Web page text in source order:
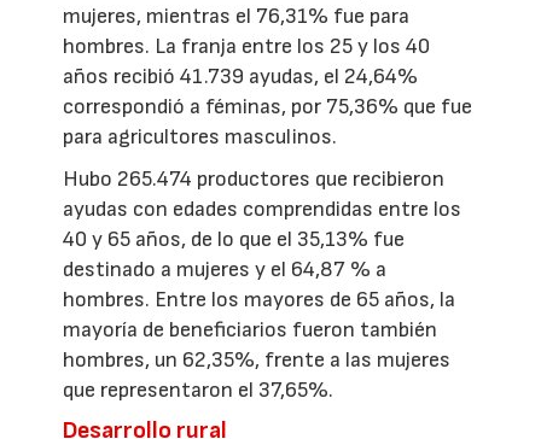
mujeres, mientras el 76,31% fue para
hombres. La franja entre los 25 y los 40
años recibió 41.739 ayudas, el 24,64%
correspondió a féminas, por 75,36% que fue
para agricultores masculinos.
Hubo 265.474 productores que recibieron
ayudas con edades comprendidas entre los
40 y 65 años, de lo que el 35,13% fue
destinado a mujeres y el 64,87 % a
hombres. Entre los mayores de 65 años, la
mayoría de beneficiarios fueron también
hombres, un 62,35%, frente a las mujeres
que representaron el 37,65%.
Desarrollo rural